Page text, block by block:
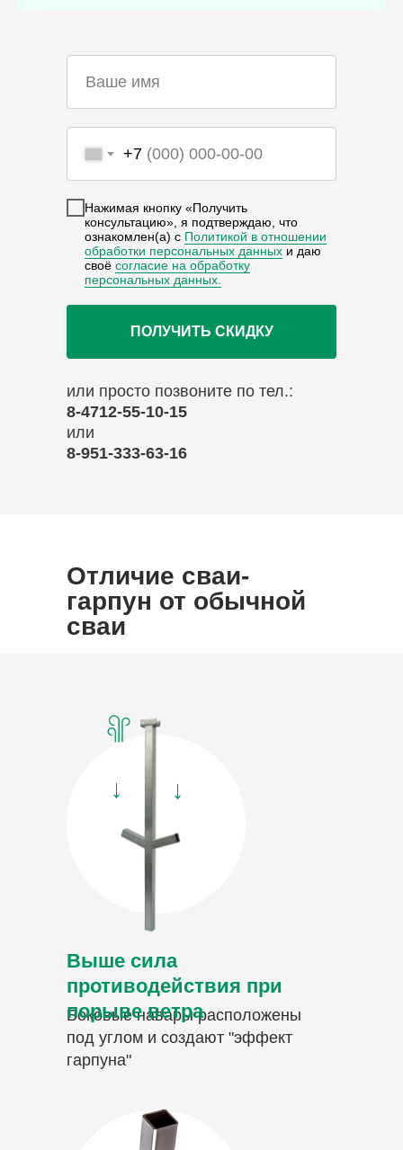
+7
Нажимая кнопку «Получить
консультацию», я подтверждаю, что
ознакомлен(а) с Политикой в отношении
обработки персональных данных и даю
своё согласие на обработку
персональных данных.
ПОЛУЧИТЬ СКИДКУ
или просто позвоните по тел.:
8-4712-55-10-15
или
8-951-333-63-16
Отличие сваи-
гарпун от обычной
сваи
Боковые навары расположены
под углом и создают "эффект
гарпуна"
Выше сила
противодействия при
порыве ветра
→ →